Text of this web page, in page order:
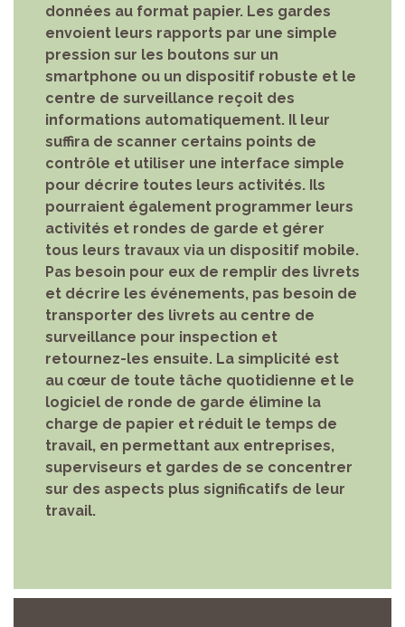
données au format papier. Les gardes
envoient leurs rapports par une simple
pression sur les boutons sur un
smartphone ou un dispositif robuste et le
centre de surveillance reçoit des
informations automatiquement. Il leur
suffira de scanner certains points de
contrôle et utiliser une interface simple
pour décrire toutes leurs activités. Ils
pourraient également programmer leurs
activités et rondes de garde et gérer
tous leurs travaux via un dispositif mobile.
Pas besoin pour eux de remplir des livrets
et décrire les événements, pas besoin de
transporter des livrets au centre de
surveillance pour inspection et
retournez-les ensuite. La simplicité est
au cœur de toute tâche quotidienne et le
logiciel de ronde de garde élimine la
charge de papier et réduit le temps de
travail, en permettant aux entreprises,
superviseurs et gardes de se concentrer
sur des aspects plus significatifs de leur
travail.